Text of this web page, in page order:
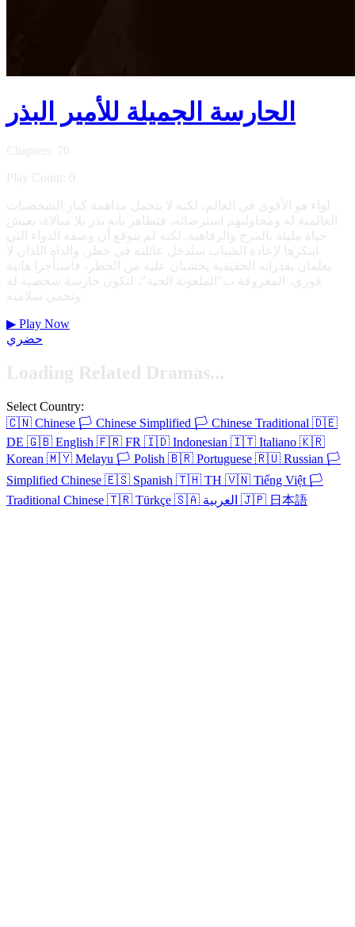
الحارسة الجميلة للأمير البذر
Chapters: 70
Play Count: 0
لواء هو الأقوى في العالم، لكنه لا يتحمل مداهمة كبار الشخصيات
العالمية له ومحاولتهم استرضائه، فتظاهر بأنه بذر بلا مبالاة، يعيش
حياة مليئة بالمرح والرفاهية. لكنه لم يتوقع أن وصفة الدواء التي
ابتكرها لإعادة الشباب ستُدخل عائلته في خطر. والداه اللذان لا
يعلمان بقدراته الحقيقية يخشيان عليه من الخطر، فاستأجرا هانية
قوزي، المعروفة ب"الملعونة الحية"، لتكون حارسة شخصية له
▶ Play Now
حضري
Loading Related Dramas...
Select Country:
🇨🇳 Chinese 🏳️ Chinese Simplified 🏳️ Chinese Traditional 🇩🇪
DE 🇬🇧 English 🇫🇷 FR 🇮🇩 Indonesian 🇮🇹 Italiano 🇰🇷
Korean 🇲🇾 Melayu 🏳️ Polish 🇧🇷 Portuguese 🇷🇺 Russian 🏳️
Simplified Chinese 🇪🇸 Spanish 🇹🇭 TH 🇻🇳 Tiếng Việt 🏳️
Traditional Chinese 🇹🇷 Türkçe 🇸🇦 🇯🇵 日本語